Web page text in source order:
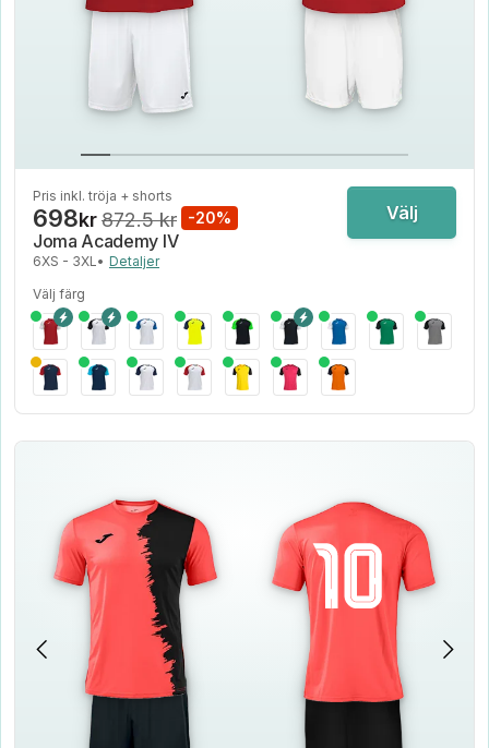
Pris inkl. tröja + shorts
698kr872.5 kr -20%
Joma Academy IV
6XS - 3XL• Detaljer
Välj
Välj färg